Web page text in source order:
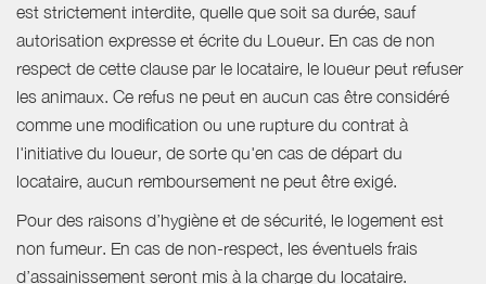
est strictement interdite, quelle que soit sa durée, sauf
autorisation expresse et écrite du Loueur. En cas de non
respect de cette clause par le locataire, le loueur peut refuser
les animaux. Ce refus ne peut en aucun cas être considéré
comme une modification ou une rupture du contrat à
l'initiative du loueur, de sorte qu'en cas de départ du
locataire, aucun remboursement ne peut être exigé.
Pour des raisons d’hygiène et de sécurité, le logement est
non fumeur. En cas de non-respect, les éventuels frais
d’assainissement seront mis à la charge du locataire.